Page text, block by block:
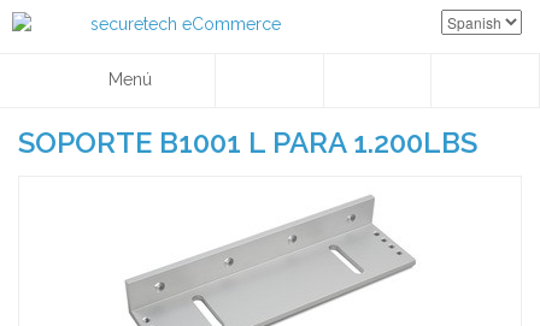
Menú
SOPORTE B1001 L PARA 1.200LBS